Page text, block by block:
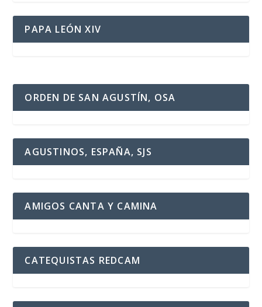
PAPA LEÓN XIV
ORDEN DE SAN AGUSTÍN, OSA
AGUSTINOS, ESPAÑA, SJS
AMIGOS CANTA Y CAMINA
CATEQUISTAS REDCAM